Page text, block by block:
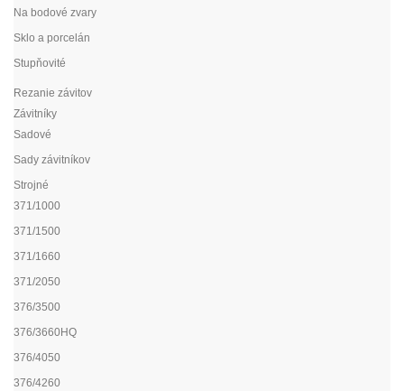
Na bodové zvary
Sklo a porcelán
Stupňovité
Rezanie závitov
Závitníky
Sadové
Sady závitníkov
Strojné
371/1000
371/1500
371/1660
371/2050
376/3500
376/3660HQ
376/4050
376/4260